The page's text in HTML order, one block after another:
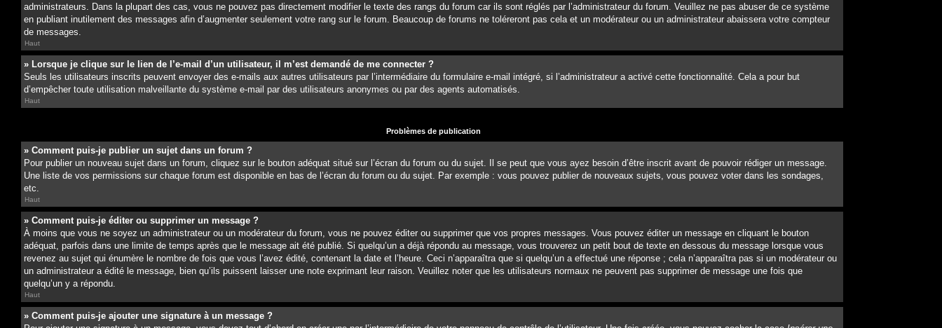
administrateurs. Dans la plupart des cas, vous ne pouvez pas directement modifier le texte des rangs du forum car ils sont réglés par l’administrateur du forum. Veuillez ne pas abuser de ce système
en publiant inutilement des messages afin d’augmenter seulement votre rang sur le forum. Beaucoup de forums ne toléreront pas cela et un modérateur ou un administrateur abaissera votre compteur
de messages.
Haut
» Lorsque je clique sur le lien de l’e-mail d’un utilisateur, il m’est demandé de me connecter ?
Seuls les utilisateurs inscrits peuvent envoyer des e-mails aux autres utilisateurs par l’intermédiaire du formulaire e-mail intégré, si l’administrateur a activé cette fonctionnalité. Cela a pour but
d’empêcher toute utilisation malveillante du système e-mail par des utilisateurs anonymes ou par des agents automatisés.
Haut
Problèmes de publication
» Comment puis-je publier un sujet dans un forum ?
Pour publier un nouveau sujet dans un forum, cliquez sur le bouton adéquat situé sur l’écran du forum ou du sujet. Il se peut que vous ayez besoin d’être inscrit avant de pouvoir rédiger un message.
Une liste de vos permissions sur chaque forum est disponible en bas de l’écran du forum ou du sujet. Par exemple : vous pouvez publier de nouveaux sujets, vous pouvez voter dans les sondages,
etc.
Haut
» Comment puis-je éditer ou supprimer un message ?
À moins que vous ne soyez un administrateur ou un modérateur du forum, vous ne pouvez éditer ou supprimer que vos propres messages. Vous pouvez éditer un message en cliquant le bouton
adéquat, parfois dans une limite de temps après que le message ait été publié. Si quelqu’un a déjà répondu au message, vous trouverez un petit bout de texte en dessous du message lorsque vous
revenez au sujet qui énumère le nombre de fois que vous l’avez édité, contenant la date et l’heure. Ceci n’apparaîtra que si quelqu’un a effectué une réponse ; cela n’apparaîtra pas si un modérateur ou
un administrateur a édité le message, bien qu’ils puissent laisser une note exprimant leur raison. Veuillez noter que les utilisateurs normaux ne peuvent pas supprimer de message une fois que
quelqu’un y a répondu.
Haut
» Comment puis-je ajouter une signature à un message ?